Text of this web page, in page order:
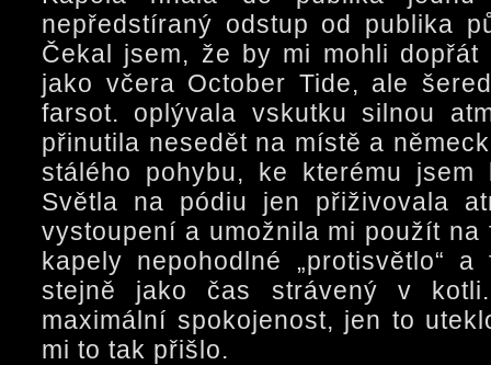
nepředstíraný odstup od publika
Čekal jsem, že by mi mohli dopřát
jako včera October Tide, ale
farsot. oplývala vskutku silnou
přinutila nesedět na místě a
stálého pohybu, ke kterému
Světla na pódiu jen přiživovala
vystoupení a umožnila mi použít
kapely nepohodlné „protisvětlo“
stejně jako čas strávený v
maximální spokojenost, jen to
mi to tak přišlo.